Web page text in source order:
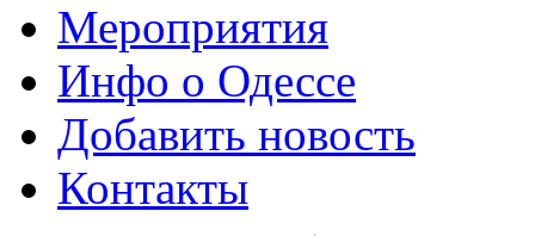
Мероприятия
Инфо о Одессе
Добавить новость
Контакты